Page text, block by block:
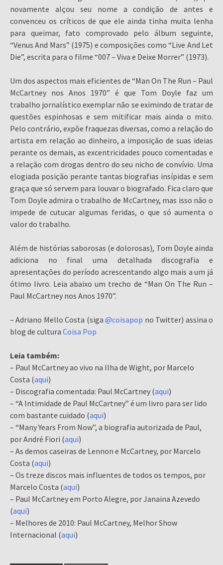
novamente alçou seu nome a condição de antes e
convenceu os críticos de que ele ainda tinha muita lenha
para queimar, fato comprovado pelo álbum seguinte,
“Venus And Mars” (1975) e composições como “Live And Let
Die”, escrita para o filme “007 – Viva e Deixe Morrer” (1973).
Um dos aspectos mais eficientes de “Man On The Run – Paul
McCartney nos Anos 1970” é que Tom Doyle faz um
trabalho jornalístico exemplar não se eximindo de tratar de
questões espinhosas e sem mitificar mais ainda o mito.
Pelo contrário, expõe fraquezas diversas, como a relação do
artista em relação ao dinheiro, a imposição de suas ideias
perante os demais, as excentricidades pouco comentadas e
a relação com drogas dentro do seu nicho de convívio. Uma
elogiada posição perante tantas biografias insípidas e sem
graça que só servem para louvar o biografado. Fica claro que
Tom Doyle admira o trabalho de McCartney, mas isso não o
impede de cutucar algumas feridas, o que só aumenta o
valor do trabalho.
Além de histórias saborosas (e dolorosas), Tom Doyle ainda
adiciona no final uma detalhada discografia e
apresentações do período acrescentando algo mais a um já
ótimo livro. Leia abaixo um trecho de “Man On The Run –
Paul McCartney nos Anos 1970”.
– Adriano Mello Costa (siga@coisapop no Twitter) assina o
blog de cultura Coisa Pop
Leia também:
– Paul McCartney ao vivo na Ilha de Wight, por Marcelo
Costa (aqui)
– Discografia comentada: Paul McCartney (aqui)
– “A Intimidade de Paul McCartney” é um livro para ser lido
com bastante cuidado (aqui)
– “Many Years From Now”, a biografia autorizada de Paul,
por André Fiori (aqui)
– As demos caseiras de Lennon e McCartney, por Marcelo
Costa (aqui)
– Os treze discos mais influentes de todos os tempos, por
Marcelo Costa (aqui)
– Paul McCartney em Porto Alegre, por Janaina Azevedo
(aqui)
– Melhores de 2010: Paul McCartney, Melhor Show
Internacional (aqui)